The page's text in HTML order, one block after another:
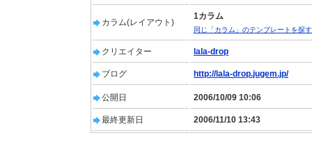
カラム(レイアウト)
1カラム
同じ「カラム」のテンプレートを探
クリエイター lala-drop
ブログ http://lala-drop.jugem.jp/
公開日 2006/10/09 10:06
最終更新日 2006/11/10 13:43